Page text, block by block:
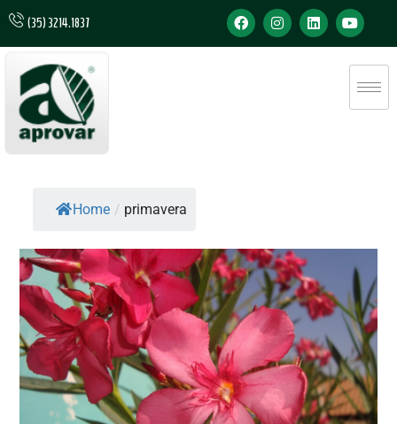
(35) 3214.1837
Home / primavera